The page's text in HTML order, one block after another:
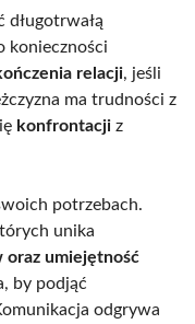
długotrwałą
konieczności
relacji, jeśli
ma trudności z
konfrontacji z
potrzebach.
unika
oraz umiejętność
by podjąć
odgrywa